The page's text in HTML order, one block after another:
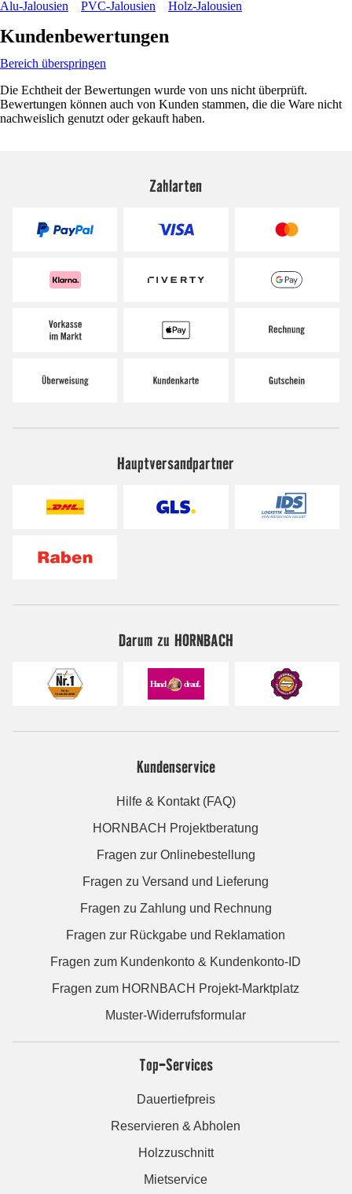
Alu-Jalousien PVC-Jalousien Holz-Jalousien
Kundenbewertungen
Bereich überspringen
Die Echtheit der Bewertungen wurde von uns nicht überprüft.
Bewertungen können auch von Kunden stammen, die die Ware nicht
nachweislich genutzt oder gekauft haben.
Zahlarten
Hauptversandpartner
Darum zu HORNBACH
Kundenservice
Hilfe & Kontakt (FAQ)
HORNBACH Projektberatung
Fragen zur Onlinebestellung
Fragen zu Versand und Lieferung
Fragen zu Zahlung und Rechnung
Fragen zur Rückgabe und Reklamation
Fragen zum Kundenkonto & Kundenkonto-ID
Fragen zum HORNBACH Projekt-Marktplatz
Muster-Widerrufsformular
Top-Services
Dauertiefpreis
Reservieren & Abholen
Holzzuschnitt
Mietservice